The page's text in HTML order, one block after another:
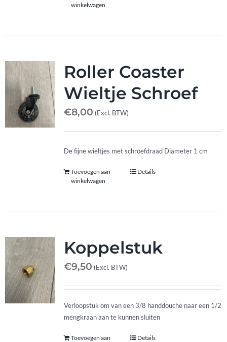
winkelwagen
Roller Coaster
Wieltje Schroef
€8,00 (Excl. BTW)
De fijne wieltjes met schroefdraad Diameter 1 cm
Toevoegen aan
winkelwagen
Details
Koppelstuk
€9,50 (Excl. BTW)
Verloopstuk om van een 3/8 handdouche naar een 1/2
mengkraan aan te kunnen sluiten
Toevoegen aan
Details